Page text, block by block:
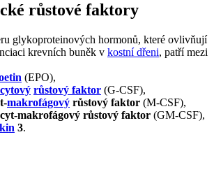
růstové faktory
glykoproteinových hormonů, které ovlivňují
krevních buněk v kostní dřeni, patří mezi
(EPO),
růstový faktor (G-CSF),
makrofágový růstový faktor (M-CSF),
makrofágový růstový faktor (GM-CSF),
3.